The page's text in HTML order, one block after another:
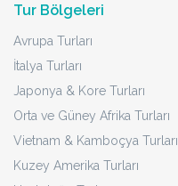
Tur Bölgeleri
Avrupa Turları
İtalya Turları
Japonya & Kore Turları
Orta ve Güney Afrika Turları
Vietnam & Kamboçya Turları
Kuzey Amerika Turları